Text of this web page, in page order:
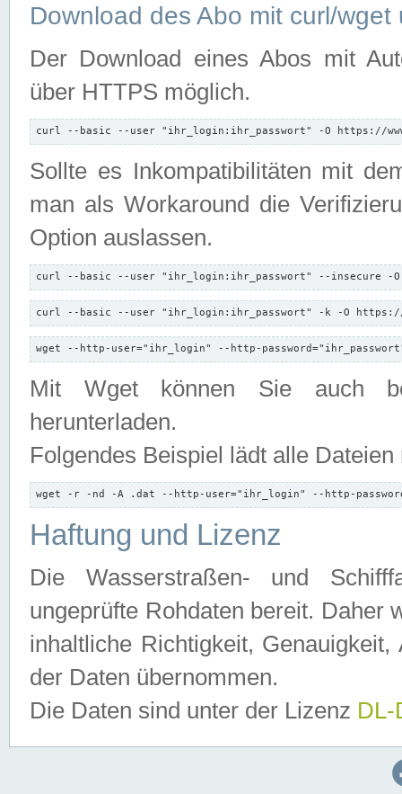
Download des Abo mit curl/
Der Download eines Abos mit
über HTTPS möglich.
curl --basic --user "ihr_login:ihr_passwort" -O https://
Sollte es Inkompatibilitäten mit
man als Workaround die
Option auslassen.
curl --basic --user "ihr_login:ihr_passwort" --insecure -
curl --basic --user "ihr_login:ihr_passwort" -k -O https://
wget --http-user="ihr_login" --http-
Mit Wget können Sie auch
herunterladen.
Folgendes Beispiel lädt alle
wget -r -nd -A .dat --http-user="ihr_login" --http-
Haftung und Lizenz
Die Wasserstraßen- und
ungeprüfte Rohdaten bereit. Daher
inhaltliche Richtigkeit,
der Daten übernommen.
Die Daten sind unter der Lizenz